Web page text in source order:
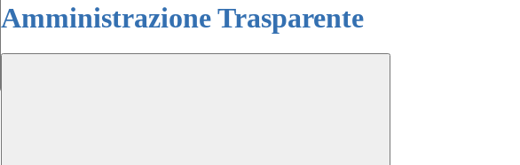
Amministrazione Trasparente